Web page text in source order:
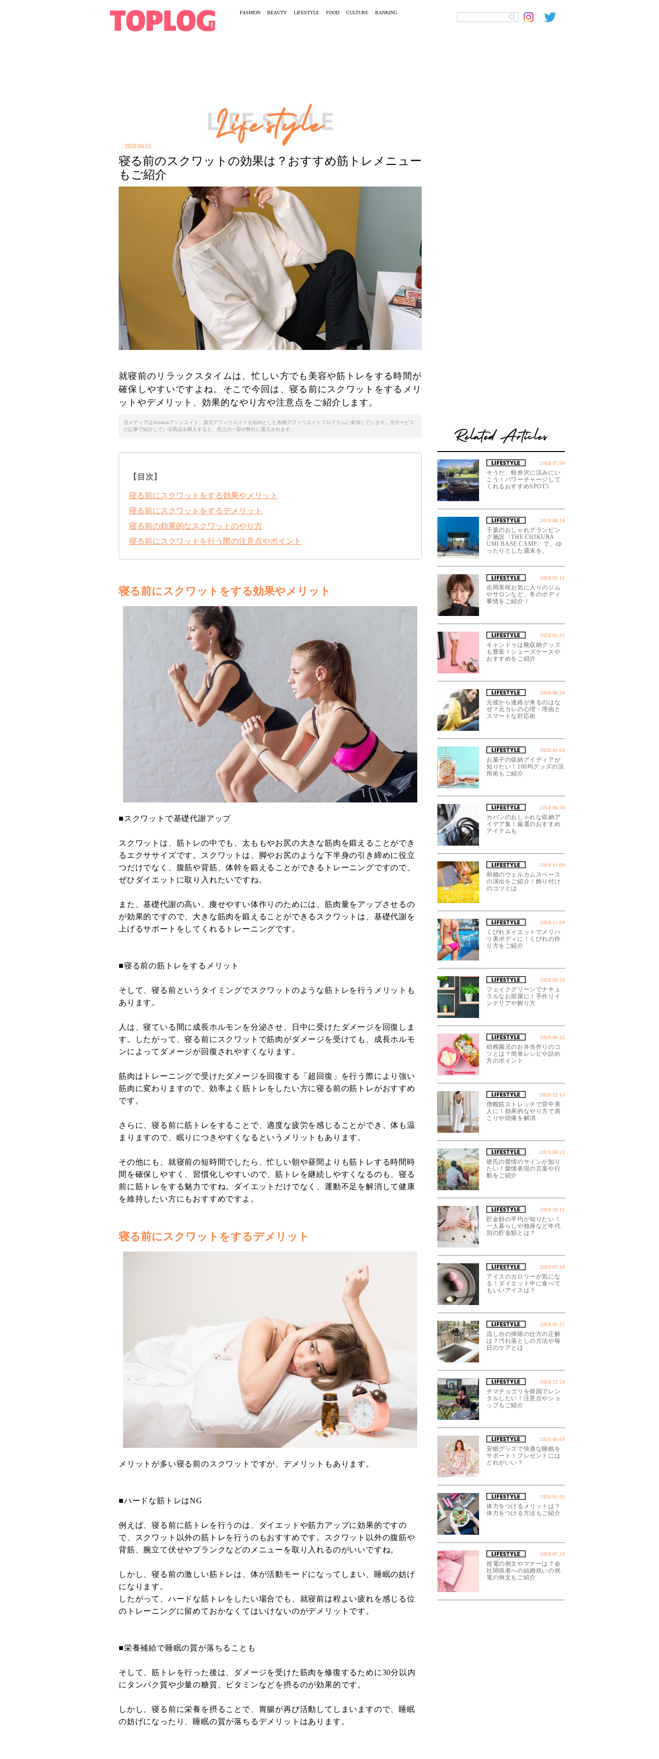
FASHION BEAUTY LIFESTYLE FOOD CULTURE RANKING
2020.04.03
寝る前のスクワットの効果は？おすすめ筋トレメニュー
もご紹介
就寝前のリラックスタイムは、忙しい方でも美容や筋トレをする時間が
確保しやすいですよね。そこで今回は、寝る前にスクワットをするメリ
ットやデメリット、効果的なやり方や注意点をご紹介します。
当メディアはAmazonアソシエイト、楽天アフィリエイトを始めとした各種アフィリエイトプログラムに参加しています。当サービス
の記事で紹介している商品を購入すると、売上の一部が弊社に還元されます。
【目次】
寝る前にスクワットをする効果やメリット
寝る前にスクワットをするデメリット
寝る前の効果的なスクワットのやり方
寝る前にスクワットを行う際の注意点やポイント
寝る前にスクワットをする効果やメリット
■スクワットで基礎代謝アップ
スクワットは、筋トレの中でも、太ももやお尻の大きな筋肉を鍛えることができ
るエクササイズです。スクワットは、脚やお尻のような下半身の引き締めに役立
つだけでなく、腹筋や背筋、体幹を鍛えることができるトレーニングですので、
ぜひダイエットに取り入れたいですね。
また、基礎代謝の高い、痩せやすい体作りのためには、筋肉量をアップさせるの
が効果的ですので、大きな筋肉を鍛えることができるスクワットは、基礎代謝を
上げるサポートをしてくれるトレーニングです。
■寝る前の筋トレをするメリット
そして、寝る前というタイミングでスクワットのような筋トレを行うメリットも
あります。
人は、寝ている間に成長ホルモンを分泌させ、日中に受けたダメージを回復しま
す。したがって、寝る前にスクワットで筋肉がダメージを受けても、成長ホルモ
ンによってダメージが回復されやすくなります。
筋肉はトレーニングで受けたダメージを回復する「超回復」を行う際により強い
筋肉に変わりますので、効率よく筋トレをしたい方に寝る前の筋トレがおすすめ
です。
さらに、寝る前に筋トレをすることで、適度な疲労を感じることができ、体も温
まりますので、眠りにつきやすくなるというメリットもあります。
その他にも、就寝前の短時間でしたら、忙しい朝や昼間よりも筋トレする時間時
間を確保しやすく、習慣化しやすいので、筋トレを継続しやすくなるのも、寝る
前に筋トレをする魅力ですね。ダイエットだけでなく、運動不足を解消して健康
を維持したい方にもおすすめですよ。
寝る前にスクワットをするデメリット
メリットが多い寝る前のスクワットですが、デメリットもあります。
■ハードな筋トレはNG
例えば、寝る前に筋トレを行うのは、ダイエットや筋力アップに効果的ですの
で、スクワット以外の筋トレを行うのもおすすめです。スクワット以外の腹筋や
背筋、腕立て伏せやプランクなどのメニューを取り入れるのがいいですね。
しかし、寝る前の激しい筋トレは、体が活動モードになってしまい、睡眠の妨げ
になります。
したがって、ハードな筋トレをしたい場合でも、就寝前は程よい疲れを感じる位
のトレーニングに留めておかなくてはいけないのがデメリットです。
■栄養補給で睡眠の質が落ちることも
そして、筋トレを行った後は、ダメージを受けた筋肉を修復するために30分以内
にタンパク質や少量の糖質、ビタミンなどを摂るのが効果的です。
しかし、寝る前に栄養を摂ることで、胃腸が再び活動してしまいますので、睡眠
の妨げになったり、睡眠の質が落ちるデメリットはあります。
2018.07.06
そうだ、軽井沢に涼みにい
こう！パワーチャージして
くれるおすすめSPOT5
2018.08.18
千葉のおしゃれグランピン
グ施設〈THE CHIKURA
UMI BASE CAMP〉で、ゆ
ったりとした週末を。
2019.01.11
出岡美咲お気に入りのジム
やサロンなど、冬のボディ
事情をご紹介！
2020.01.31
キャンドゥは靴収納グッズ
も豊富！シューズケースや
おすすめをご紹介
2018.08.24
元彼から連絡が来るのはな
ぜ？元カレの心理・理由と
スマートな対応術
2020.01.03
お菓子の収納アイディアが
知りたい！100均グッズの活
用術もご紹介
2018.06.30
カバンのおしゃれな収納ア
イデア集！厳選のおすすめ
アイテムも
2019.11.09
和婚のウェルカムスペース
の演出をご紹介！飾り付け
のコツとは
2019.11.04
くびれダイエットでメリハ
リ美ボディに！くびれの作
り方をご紹介
2020.03.20
フェイクグリーンでナチュ
ラルなお部屋に！手作りイ
ンテリアや飾り方
2019.06.25
幼稚園児のお弁当作りのコ
ツとは？簡単レシピや詰め
方のポイント
2020.12.15
僧帽筋ストレッチで背中美
人に！効果的なやり方で肩
こりや頭痛を解消
2019.04.23
彼氏の愛情のサインが知り
たい！愛情表現の言葉や行
動をご紹介
2018.10.11
貯金額の平均が知りたい！
一人暮らしや独身など年代
別の貯金額とは？
2020.07.18
アイスのカロリーが気にな
る！ダイエット中に食べて
もいいアイスは？
2019.02.27
流し台の掃除の仕方の正解
は？汚れ落としの方法や毎
日のケアとは
2019.12.24
チマチョゴリを韓国でレン
タルしたい！注意点やショ
ップもご紹介
2020.06.03
安眠グッズで快適な睡眠を
サポート！プレゼントには
どれがいい？
2020.01.03
体力をつけるメリットは？
体力をつける方法もご紹介
2019.07.20
祝電の例文やマナーは？会
社関係者への結婚祝いの祝
電の例文もご紹介